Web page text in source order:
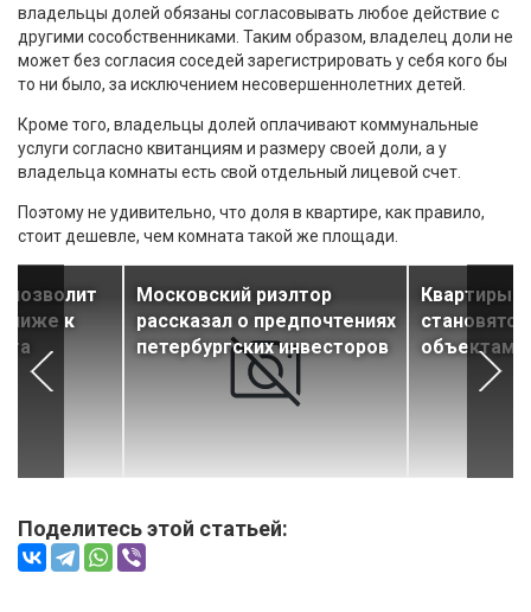
владельцы долей обязаны согласовывать любое действие с
другими сособственниками. Таким образом, владелец доли не
может без согласия соседей зарегистрировать у себя кого бы
то ни было, за исключением несовершеннолетних детей.
Кроме того, владельцы долей оплачивают коммунальные
услуги согласно квитанциям и размеру своей доли, а у
владельца комнаты есть свой отдельный лицевой счет.
Поэтому не удивительно, что доля в квартире, как правило,
стоит дешевле, чем комната такой же площади.
к
Московский риэлтор
рассказал о предпочтениях
петербургских инвесторов
Квартиры
объектами
Поделитесь этой статьей: